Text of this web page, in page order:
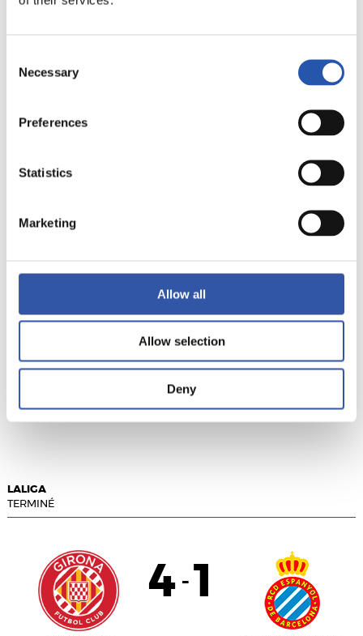
Selection
Necessary
Preferences
Statistics
Marketing
Allow all
Allow selection
Deny
SEVILLA F.C. RAYO VALLECANO
VALENCIA C.F.
4 -2
REAL BETIS
LALIGA
TERMINÉ
4 - 1